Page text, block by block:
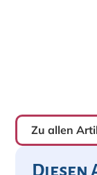
Zu allen